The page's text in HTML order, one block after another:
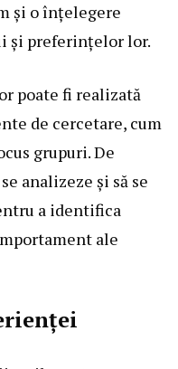
și o înțelegere
și preferințelor lor.
poate fi realizată
de cercetare, cum
grupuri. De
analizeze și să se
a identifica
ale